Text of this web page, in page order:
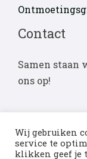
Contact
Samen staan
ons op!
Wij gebruiken
service te
klikken geef je